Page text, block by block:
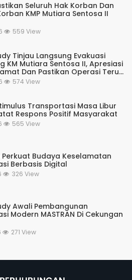
Seluruh Hak Korban Dan
KMP Mutiara Sentosa II
559 View
Tinjau Langsung Evakuasi
KM Mutiara Sentosa II, Apresiasi
Dan Pastikan Operasi Terus
574 View
Transportasi Masa Libur
Respons Positif Masyarakat
565 View
Perkuat Budaya Keselamatan
Berbasis Digital
326 View
Awali Pembangunan
Modern MASTRAN Di Cekungan
271 View